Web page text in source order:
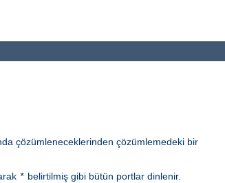
çözümleneceklerinden çözümlemedeki bir
* belirtilmiş gibi bütün portlar dinlenir.